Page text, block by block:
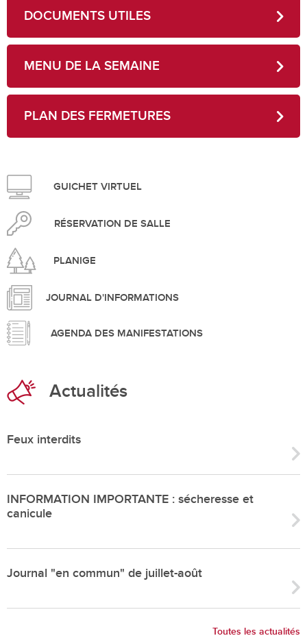
DOCUMENTS UTILES
MENU DE LA SEMAINE
PLAN DES FERMETURES
GUICHET VIRTUEL
RÉSERVATION DE SALLE
PLANIGE
JOURNAL D'INFORMATIONS
AGENDA DES MANIFESTATIONS
Actualités
Feux interdits
INFORMATION IMPORTANTE : sécheresse et
canicule
Journal "en commun" de juillet-août
Toutes les actualités